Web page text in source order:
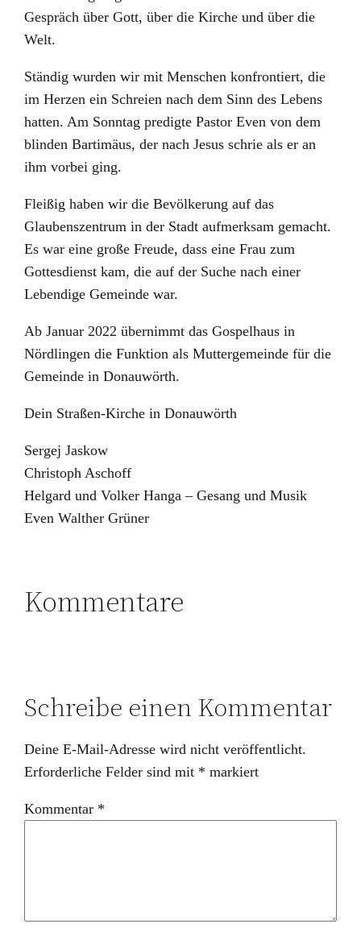
Gespräch über Gott, über die Kirche und über die
Welt.
Ständig wurden wir mit Menschen konfrontiert, die
im Herzen ein Schreien nach dem Sinn des Lebens
hatten. Am Sonntag predigte Pastor Even von dem
blinden Bartimäus, der nach Jesus schrie als er an
ihm vorbei ging.
Fleißig haben wir die Bevölkerung auf das
Glaubenszentrum in der Stadt aufmerksam gemacht.
Es war eine große Freude, dass eine Frau zum
Gottesdienst kam, die auf der Suche nach einer
Lebendige Gemeinde war.
Ab Januar 2022 übernimmt das Gospelhaus in
Nördlingen die Funktion als Muttergemeinde für die
Gemeinde in Donauwörth.
Dein Straßen-Kirche in Donauwörth
Sergej Jaskow
Christoph Aschoff
Helgard und Volker Hanga – Gesang und Musik
Even Walther Grüner
Kommentare
Schreibe einen Kommentar
Deine E-Mail-Adresse wird nicht veröffentlicht.
Erforderliche Felder sind mit * markiert
Kommentar *